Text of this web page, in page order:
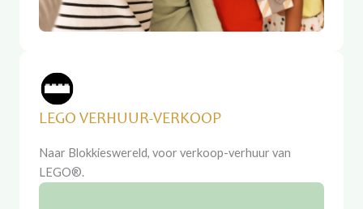
LEGO VERHUUR-VERKOOP
Naar Blokkieswereld, voor verkoop-verhuur van
LEGO®.